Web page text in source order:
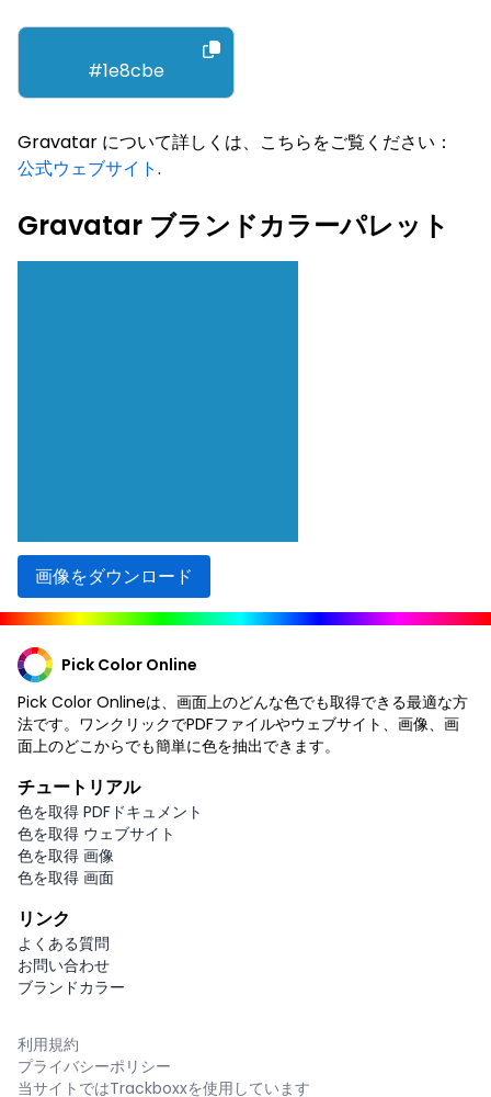
#1e8cbe
Gravatar について詳しくは、こちらをご覧ください：
公式ウェブサイト.
Gravatar ブランドカラーパレット
画像をダウンロード
Pick Color Online
Pick Color Onlineは、画面上のどんな色でも取得できる最適な方
法です。ワンクリックでPDFファイルやウェブサイト、画像、画
面上のどこからでも簡単に色を抽出できます。
チュートリアル
色を取得 PDFドキュメント
色を取得 ウェブサイト
色を取得 画像
色を取得 画面
リンク
よくある質問
お問い合わせ
ブランドカラー
利用規約
プライバシーポリシー
当サイトではTrackboxxを使用しています